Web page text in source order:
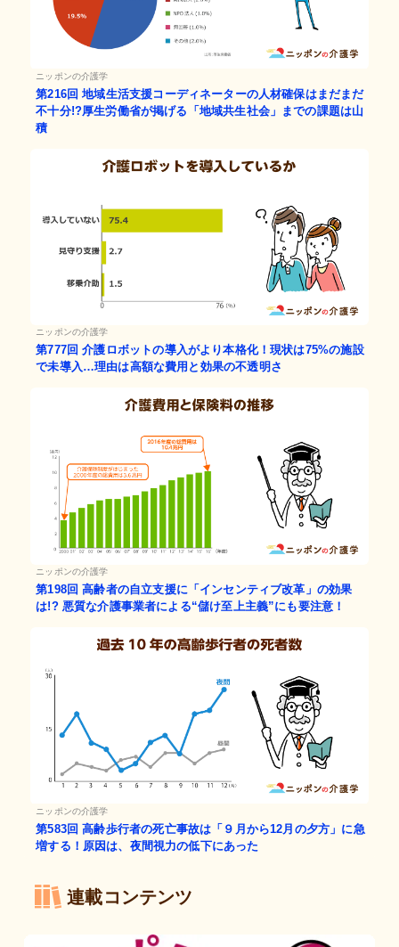
ニッポンの介護学
第216回 地域生活支援コーディネーターの人材確保はまだまだ
不十分!?厚生労働省が掲げる「地域共生社会」までの課題は山
積
ニッポンの介護学
第777回 介護ロボットの導入がより本格化！現状は75%の施設
で未導入…理由は高額な費用と効果の不透明さ
ニッポンの介護学
第198回 高齢者の自立支援に「インセンティブ改革」の効果
は!? 悪質な介護事業者による“儲け至上主義”にも要注意！
ニッポンの介護学
第583回 高齢歩行者の死亡事故は「９月から12月の夕方」に急
増する！原因は、夜間視力の低下にあった
連載コンテンツ